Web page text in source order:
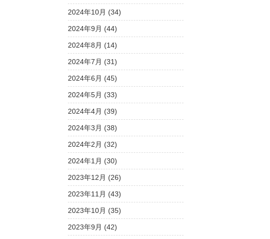
2024年10月 (34)
2024年9月 (44)
2024年8月 (14)
2024年7月 (31)
2024年6月 (45)
2024年5月 (33)
2024年4月 (39)
2024年3月 (38)
2024年2月 (32)
2024年1月 (30)
2023年12月 (26)
2023年11月 (43)
2023年10月 (35)
2023年9月 (42)